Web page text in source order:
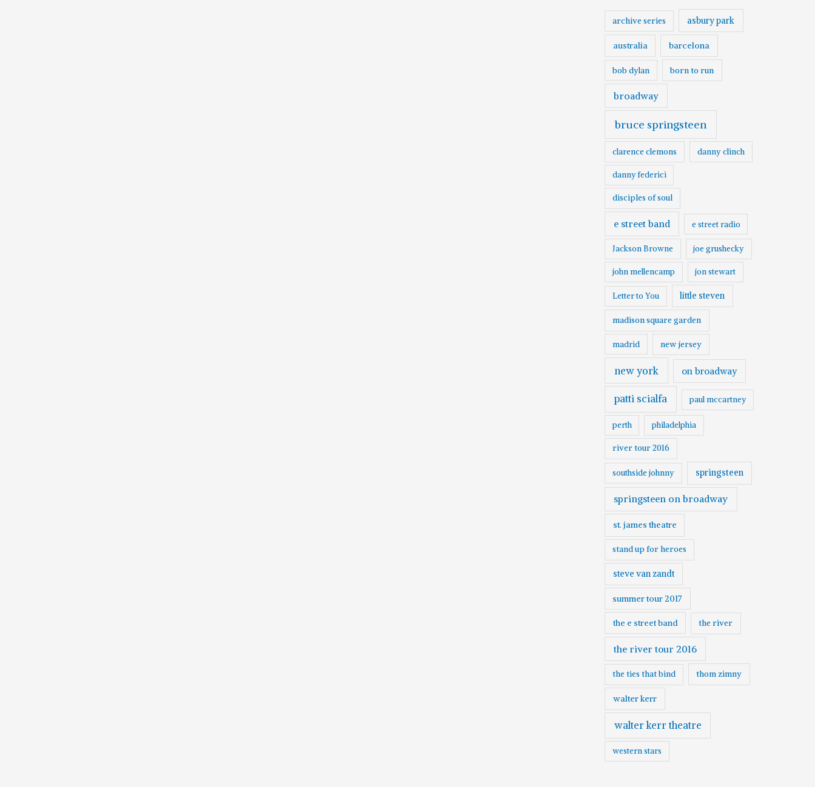
archive series asbury park
australia barcelona
bob dylan born to run
broadway
bruce springsteen
clarence clemons danny clinch
danny federici
disciples of soul
e street band e street radio
Jackson Browne joe grushecky
john mellencamp jon stewart
Letter to You little steven
madison square garden
madrid new jersey
new york on broadway
patti scialfa paul mccartney
perth philadelphia
river tour 2016
southside johnny springsteen
springsteen on broadway
st. james theatre
stand up for heroes
steve van zandt
summer tour 2017
the e street band the river
the river tour 2016
the ties that bind thom zimny
walter kerr
walter kerr theatre
western stars